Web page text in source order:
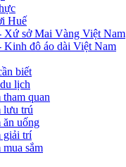
Huế
Xứ sở Mai Vàng Việt Nam
Kinh đô áo dài Việt Nam
biết
lịch
quan
lưu trú
uống
giải trí
sắm